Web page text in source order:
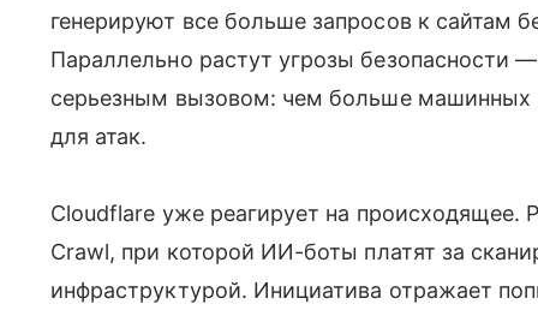
генерируют все больше запросов к сайтам
Параллельно растут угрозы безопасности
серьезным вызовом: чем больше машинных
для атак.
Cloudflare уже реагирует на происходящее.
Crawl, при которой ИИ-боты платят за
инфраструктурой. Инициатива отражает